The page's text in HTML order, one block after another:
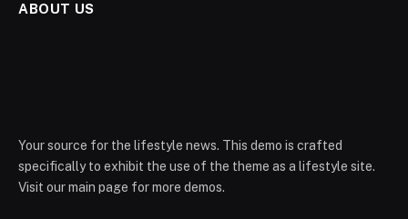
ABOUT US
Your source for the lifestyle news. This demo is crafted
specifically to exhibit the use of the theme as a lifestyle site.
Visit our main page for more demos.